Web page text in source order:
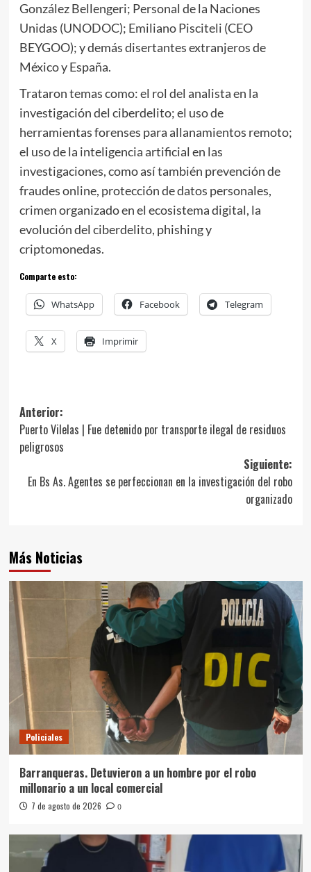
González Bellengeri; Personal de la Naciones
Unidas (UNODOC); Emiliano Pisciteli (CEO
BEYGOO); y demás disertantes extranjeros de
México y España.
Trataron temas como: el rol del analista en la
investigación del ciberdelito; el uso de
herramientas forenses para allanamientos remoto;
el uso de la inteligencia artificial en las
investigaciones, como así también prevención de
fraudes online, protección de datos personales,
crimen organizado en el ecosistema digital, la
evolución del ciberdelito, phishing y
criptomonedas.
Comparte esto:
WhatsApp Facebook Telegram
X Imprimir
Navegación
de
entradas
Anterior:
Puerto Vilelas | Fue detenido por transporte ilegal de residuos
peligrosos
Siguiente:
En Bs As. Agentes se perfeccionan en la investigación del robo
organizado
Más Noticias
Policiales
Barranqueras. Detuvieron a un hombre por el robo
millonario a un local comercial
7 de agosto de 2026 0